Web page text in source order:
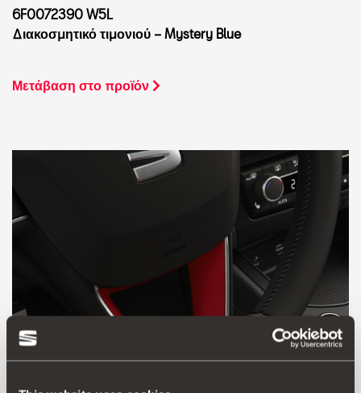
6F0072390 W5L
Διακοσμητικό τιμονιού – Mystery Blue
Μετάβαση στο προϊόν